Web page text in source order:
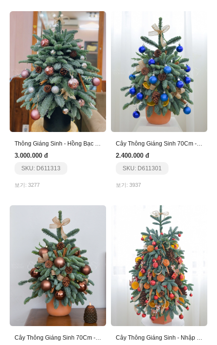
Thông Giáng Sinh - Hồng Bạc - 80Cm
3.000.000 đ
SKU: D611313
보기: 3277
Cây Thông Giáng Sinh 70Cm - Nhập Khẩu - Xanh
2.400.000 đ
SKU: D611301
보기: 3937